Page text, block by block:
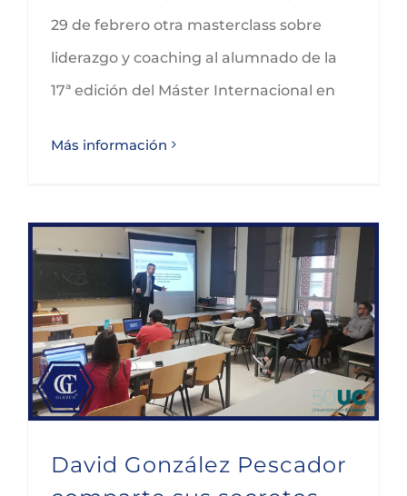
29 de febrero otra masterclass sobre
liderazgo y coaching al alumnado de la
17ª edición del Máster Internacional en
Más información
David González Pescador